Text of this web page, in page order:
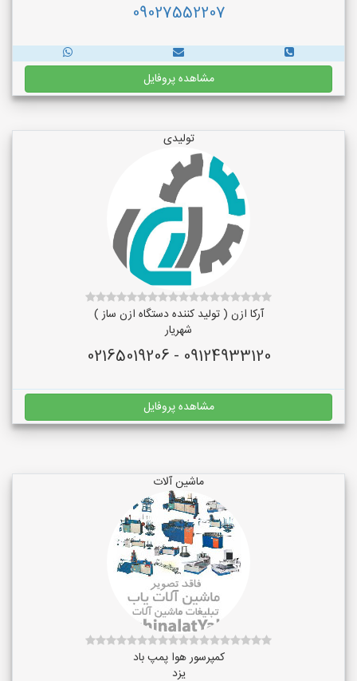
09027552207
مشاهده پروفایل
تولیدی
آرکا ازن ( تولید کننده دستگاه ازن ساز )
شهریار
09124933120 - 02165019206
مشاهده پروفایل
ماشین آلات
کمپرسور هوا پمپ باد
یزد